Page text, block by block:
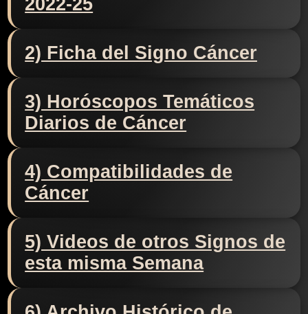
2022-25
2) Ficha del Signo Cáncer
3) Horóscopos Temáticos
Diarios de Cáncer
4) Compatibilidades de
Cáncer
5) Videos de otros Signos de
esta misma Semana